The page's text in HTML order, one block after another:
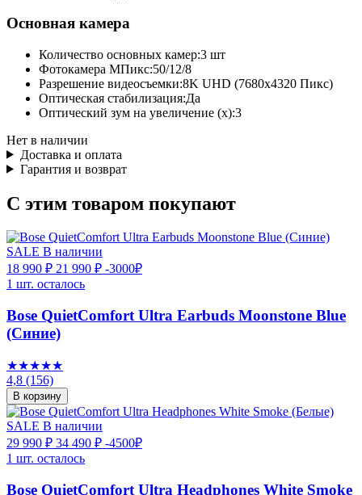
Основная камера
Количество основных камер:3 шт
Фотокамера МПикс:50/12/8
Разрешение видеосъемки:8K UHD (7680x4320 Пикс)
Оптическая стабилизация:Да
Оптический зум на увеличение (x):3
Нет в наличии
Доставка и оплата
Гарантия и возврат
С этим товаром покупают
SALE В наличии
18 990 ₽ 21 990 ₽ -3000₽
1 шт. осталось
Bose QuietComfort Ultra Earbuds Moonstone Blue
(Синие)
★★★★★
4,8 (156)
В корзину
SALE В наличии
29 990 ₽ 34 490 ₽ -4500₽
1 шт. осталось
Bose QuietComfort Ultra Headphones White Smoke